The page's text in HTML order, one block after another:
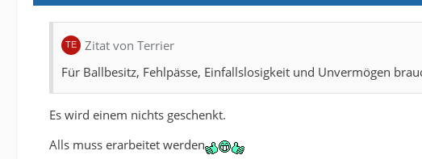
Zitat von Terrier
Für Ballbesitz, Fehlpässe, Einfallslosigkeit und Unvermögen
Es wird einem nichts geschenkt.
Alls muss erarbeitet werden